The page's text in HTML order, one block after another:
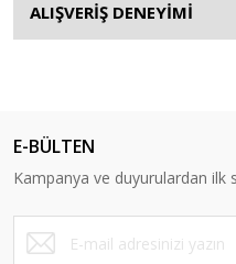
ALIŞVERİŞ DENEYİMİ
E-BÜLTEN
Kampanya ve duyurulardan ilk